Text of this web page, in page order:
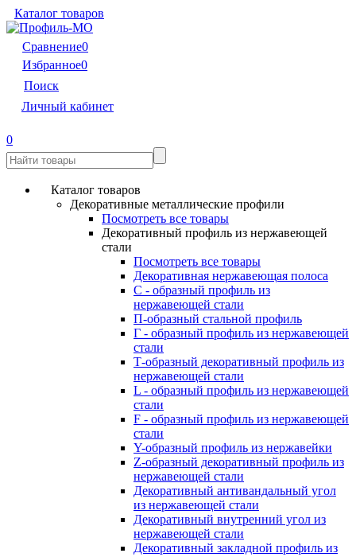
Каталог товаров
Сравнение0
Избранное0
Поиск
Личный кабинет
0
Каталог товаров
Декоративные металлические профили
Посмотреть все товары
Декоративный профиль из нержавеющей
стали
Посмотреть все товары
Декоративная нержавеющая полоса
С - образный профиль из
нержавеющей стали
П-образный стальной профиль
Г - образный профиль из нержавеющей
стали
Т-образный декоративный профиль из
нержавеющей стали
L - образный профиль из нержавеющей
стали
F - образный профиль из нержавеющей
стали
Y-образный профиль из нержавейки
Z-образный декоративный профиль из
нержавеющей стали
Декоративный антивандальный угол
из нержавеющей стали
Декоративный внутренний угол из
нержавеющей стали
Декоративный закладной профиль из